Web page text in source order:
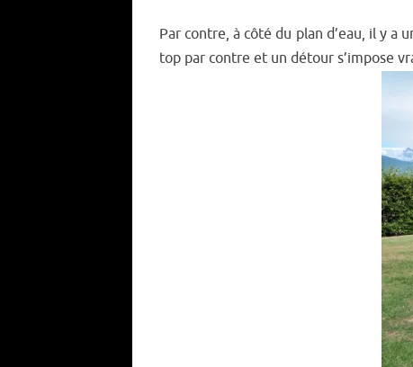
Par contre, à côté du plan d’eau, il y a
top par contre et un détour s’impose